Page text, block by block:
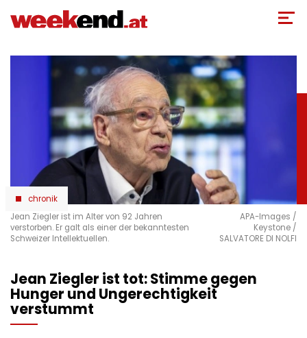
zum
chronik
Jean Ziegler ist im Alter von 92 Jahren
verstorben. Er galt als einer der bekanntesten
Schweizer Intellektuellen.
APA-Images /
Keystone /
SALVATORE DI NOLFI
Jean Ziegler ist tot: Stimme gegen
Hunger und Ungerechtigkeit
verstummt